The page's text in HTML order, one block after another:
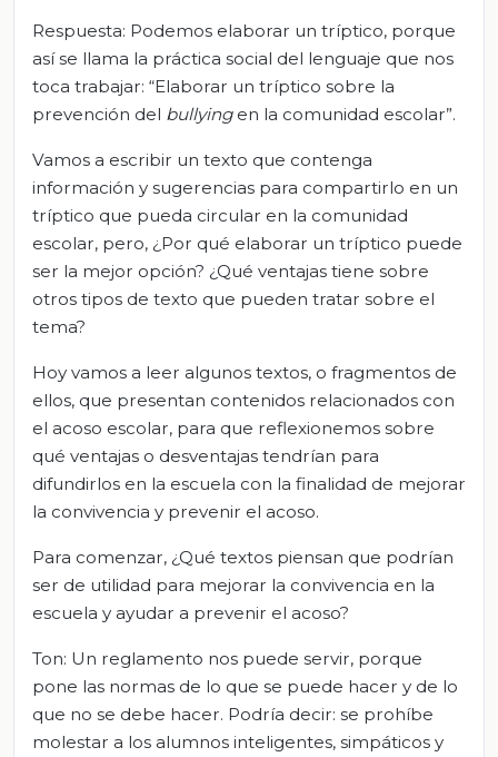
Respuesta: Podemos elaborar un tríptico, porque
así se llama la práctica social del lenguaje que nos
toca trabajar: “Elaborar un tríptico sobre la
prevención del bullyingen la comunidad escolar”.
Vamos a escribir un texto que contenga
información y sugerencias para compartirlo en un
tríptico que pueda circular en la comunidad
escolar, pero, ¿Por qué elaborar un tríptico puede
ser la mejor opción? ¿Qué ventajas tiene sobre
otros tipos de texto que pueden tratar sobre el
tema?
Hoy vamos a leer algunos textos, o fragmentos de
ellos, que presentan contenidos relacionados con
el acoso escolar, para que reflexionemos sobre
qué ventajas o desventajas tendrían para
difundirlos en la escuela con la finalidad de mejorar
la convivencia y prevenir el acoso.
Para comenzar, ¿Qué textos piensan que podrían
ser de utilidad para mejorar la convivencia en la
escuela y ayudar a prevenir el acoso?
Ton: Un reglamento nos puede servir, porque
pone las normas de lo que se puede hacer y de lo
que no se debe hacer. Podría decir: se prohíbe
molestar a los alumnos inteligentes, simpáticos y